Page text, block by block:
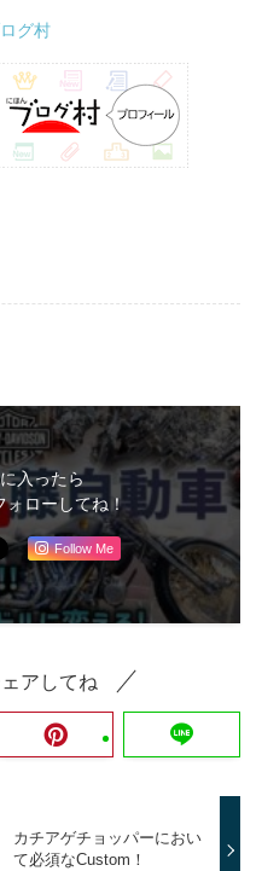
グ村
入ったら
ローしてね！
Follow Me
アしてね
カチアゲチョッパーにおい
て必須なCustom！